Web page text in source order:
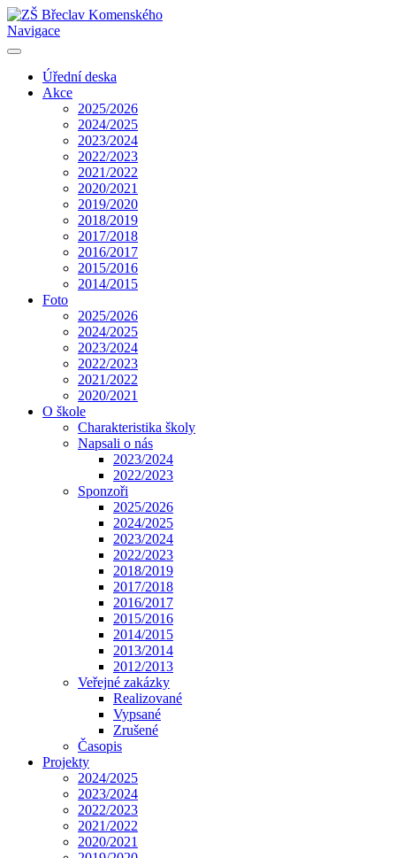
Navigace
Úřední deska
Akce
2025/2026
2024/2025
2023/2024
2022/2023
2021/2022
2020/2021
2019/2020
2018/2019
2017/2018
2016/2017
2015/2016
2014/2015
Foto
2025/2026
2024/2025
2023/2024
2022/2023
2021/2022
2020/2021
O škole
Charakteristika školy
Napsali o nás
2023/2024
2022/2023
Sponzoři
2025/2026
2024/2025
2023/2024
2022/2023
2018/2019
2017/2018
2016/2017
2015/2016
2014/2015
2013/2014
2012/2013
Veřejné zakázky
Realizované
Vypsané
Zrušené
Časopis
Projekty
2024/2025
2023/2024
2022/2023
2021/2022
2020/2021